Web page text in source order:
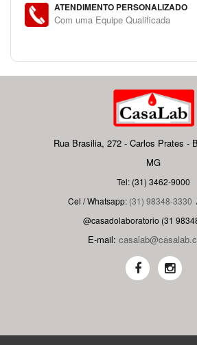
ATENDIMENTO PERSONALIZADO
Com uma Equipe Qualificada
Rua Brasilia, 272 - Carlos Prates -
MG
Tel: (31) 3462-9000
Cel / Whatsapp: (31) 98348-3330
@casadolaboratorio (31
E-mail: